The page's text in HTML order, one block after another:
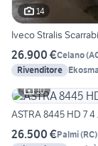
14
Iveco Stralis
26.900 €Celano(
Rivenditore
10
ASTRA 8445 HD 7
26.500 €Palmi(RC)